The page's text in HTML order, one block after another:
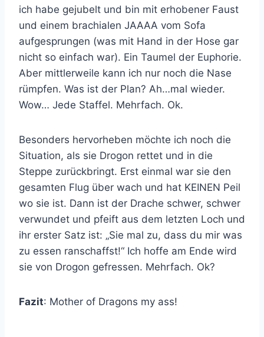
ich habe gejubelt und bin mit erhobener Faust
und einem brachialen JAAAA vom Sofa
aufgesprungen (was mit Hand in der Hose gar
nicht so einfach war). Ein Taumel der Euphorie.
Aber mittlerweile kann ich nur noch die Nase
rümpfen. Was ist der Plan? Ah…mal wieder.
Wow… Jede Staffel. Mehrfach. Ok.
Besonders hervorheben möchte ich noch die
Situation, als sie Drogon rettet und in die
Steppe zurückbringt. Erst einmal war sie den
gesamten Flug über wach und hat KEINEN Peil
wo sie ist. Dann ist der Drache schwer, schwer
verwundet und pfeift aus dem letzten Loch und
ihr erster Satz ist: „Sie mal zu, dass du mir was
zu essen ranschaffst!“ Ich hoffe am Ende wird
sie von Drogon gefressen. Mehrfach. Ok?
Fazit: Mother of Dragons my ass!